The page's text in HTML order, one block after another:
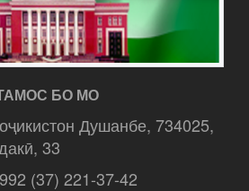
БО МО
Душанбе, 734025,
33
(37) 221-37-42